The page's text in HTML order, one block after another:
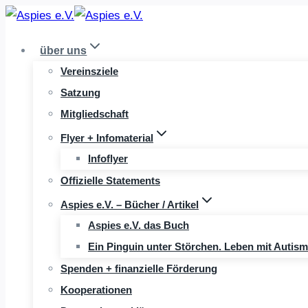
Zum
springenüber uns
Vereinsziele
Satzung
Mitgliedschaft
Flyer + Infomaterial
Infoflyer
Offizielle Statements
Aspies e.V. – Bücher / Artikel
Aspies e.V. das Buch
Ein Pinguin unter Störchen. Leben mit
Spenden + finanzielle Förderung
Kooperationen